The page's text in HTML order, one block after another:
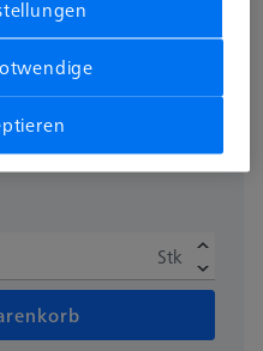
zzgl. USt.
Stk